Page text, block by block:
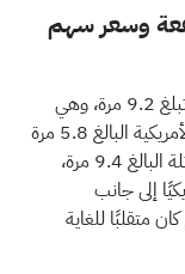
وسعر سهم
يتم تداول السهم بنسبة سعر/قيمة دفترية تبلغ 9.2 مرة، وهي
أعلى من متوسط صناعة أشباه الموصلات الأمريكية البالغ 5.8 مرة
ولكنها أقل بقليل من متوسط الشركات المماثلة البالغ 9.4 مرة،
دولارًا أمريكيًا إلى جانب
متقلبًا للغاية